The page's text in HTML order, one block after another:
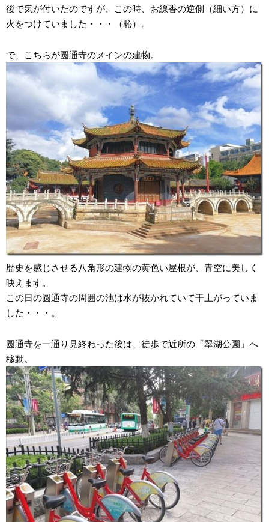
後で気が付いたのですが、この時、お線香の逆側（細い方）に
火をつけていました・・・（恥）。
で、こちらが圆通寺のメインの建物。
歴史を感じさせる八角形の建物の黄色い屋根が、青空に美しく
映えます。
この日の圆通寺の周囲の池は水が抜かれていて干上がっていま
した・・・。
圆通寺を一通り見終わった後は、徒歩で近所の「翠湖公園」へ
移動。